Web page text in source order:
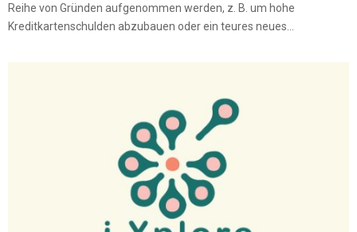
Reihe von Gründen aufgenommen werden, z. B. um hohe
Kreditkartenschulden abzubauen oder ein teures neues...